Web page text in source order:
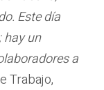
Este día
hay un
a
Trabajo,